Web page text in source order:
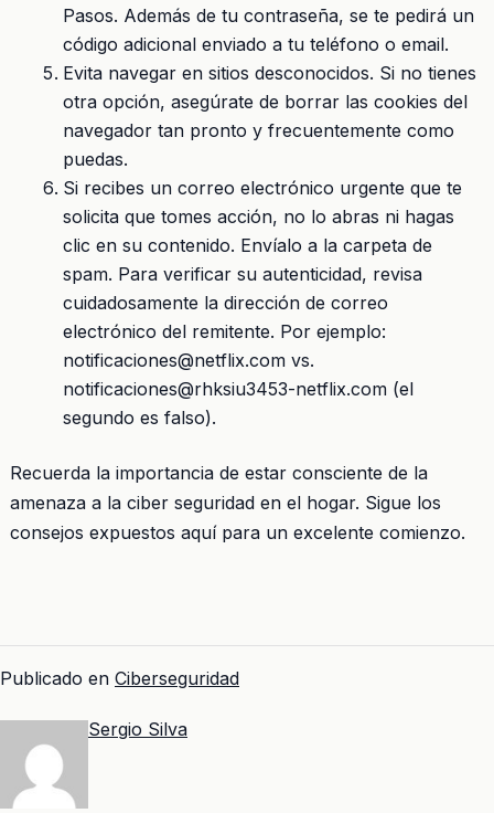
Pasos. Además de tu contraseña, se te pedirá un
código adicional enviado a tu teléfono o email.
Evita navegar en sitios desconocidos. Si no tienes
otra opción, asegúrate de borrar las cookies del
navegador tan pronto y frecuentemente como
puedas.
Si recibes un correo electrónico urgente que te
solicita que tomes acción, no lo abras ni hagas
clic en su contenido. Envíalo a la carpeta de
spam. Para verificar su autenticidad, revisa
cuidadosamente la dirección de correo
electrónico del remitente. Por ejemplo:
notificaciones@netflix.com vs.
notificaciones@rhksiu3453-netflix.com (el
segundo es falso).
Recuerda la importancia de estar consciente de la
amenaza a la ciber seguridad en el hogar. Sigue los
consejos expuestos aquí para un excelente comienzo.
Publicado en Ciberseguridad
Sergio Silva